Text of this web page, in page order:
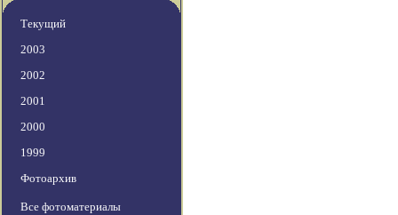
Текущий
2003
2002
2001
2000
1999
Фотоархив
Все фотоматериалы